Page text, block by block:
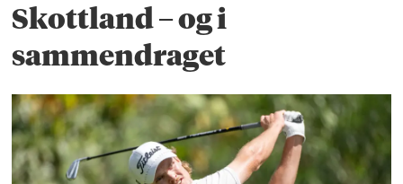
Skottland – og i
sammendraget